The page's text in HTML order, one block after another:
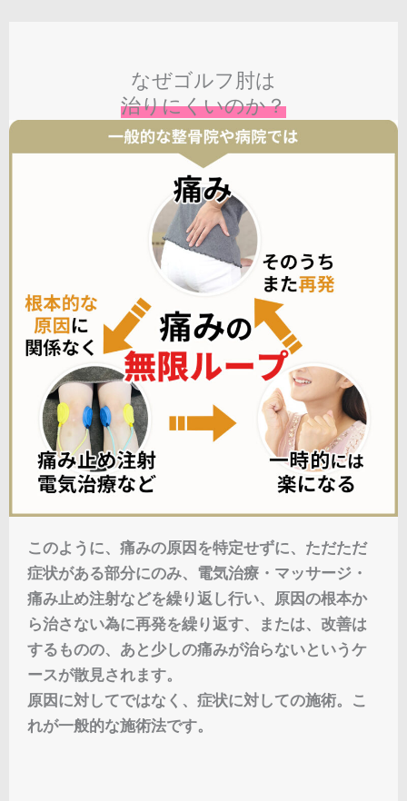
なぜゴルフ肘は
治りにくいのか？
このように、痛みの原因を特定せずに、ただただ
症状がある部分にのみ、電気治療・マッサージ・
痛み止め注射などを繰り返し行い、原因の根本か
ら治さない為に再発を繰り返す、または、改善は
するものの、あと少しの痛みが治らないというケ
ースが散見されます。
原因に対してではなく、症状に対しての施術。こ
れが一般的な施術法です。